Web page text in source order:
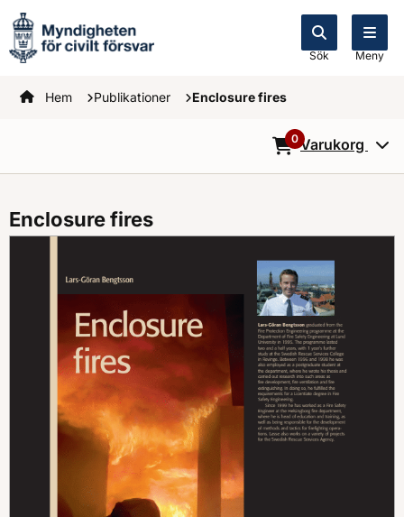
Sök Meny
Startsidan
Hem Publikationer Enclosure fires
0Varukorg
Enclosure fires